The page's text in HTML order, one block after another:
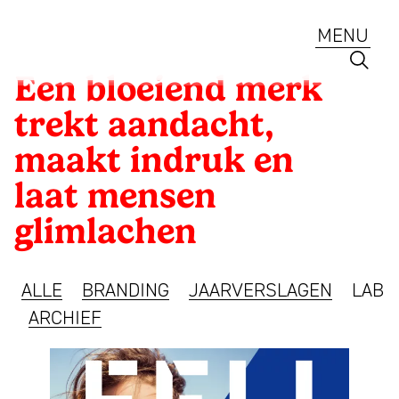
Creative
Strategie
en
ontwerp
voor
ambitieuze
ESG
en
jaarverslagen
MENU
Branding
ESG
Jaarverslagen
Lab
Diensten
Portfolio
Team
Archieven:
Cases
Een bloeiend merk
trekt aandacht,
maakt indruk en
laat mensen
glimlachen
ALLE BRANDING JAARVERSLAGEN
LAB
ARCHIEF